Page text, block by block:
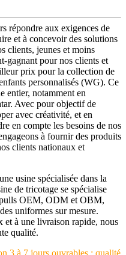
répondre aux exigences de
et à concevoir des solutions
clients, jeunes et moins
gagnant pour nos clients et
prix pour la collection de
personnalisés (WG). Ce
entier, notamment en
Avec pour objectif de
avec créativité, et en
en compte les besoins de nos
à fournir des produits
clients nationaux et
usine spécialisée dans la
de tricotage se spécialise
pulls OEM, ODM et OBM,
uniformes sur mesure.
et à une livraison rapide, nous
qualité.
3 à 7 jours ouvrables ; qualité